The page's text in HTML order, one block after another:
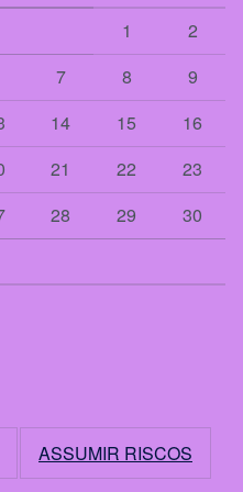
1
2
7 8
9
14 15
16
21 22
23
28 29
30
ASSUMIR RISCOS